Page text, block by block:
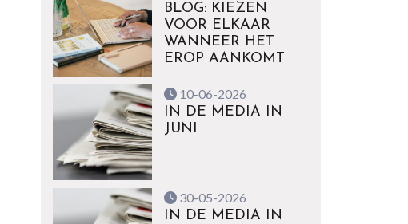
BLOG: KIEZEN
VOOR ELKAAR
WANNEER HET
EROP AANKOMT
10-06-2026
IN DE MEDIA IN
JUNI
30-05-2026
IN DE MEDIA IN